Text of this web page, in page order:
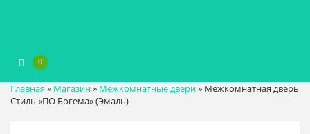
0
Главная » Магазин» Межкомнатные двери» Межкомнатная дверь
Стиль «ПО Богема» (Эмаль)